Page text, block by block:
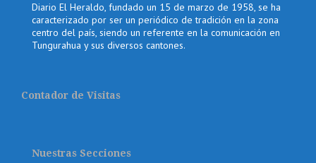
Diario El Heraldo, fundado un 15 de marzo de 1958, se ha
caracterizado por ser un periódico de tradición en la zona
centro del país, siendo un referente en la comunicación en
Tungurahua y sus diversos cantones.
Contador de Visitas
Nuestras Secciones